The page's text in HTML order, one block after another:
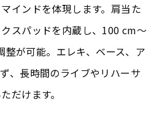
インドを体現します。肩当た
スパッドを内蔵し、100 cm〜
が可能。エレキ、ベース、ア
、長時間のライブやリハーサ
だけます。